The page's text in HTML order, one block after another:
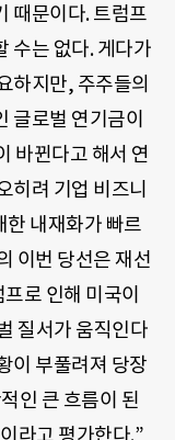
때문이다. 트럼프
수는 없다. 게다가
하지만, 주주들의
글로벌 연기금이
바뀐다고 해서 연
히려 기업 비즈니
한 내재화가 빠르
이번 당선은 재선
로 인해 미국이
질서가 움직인다
이 부풀려져 당장
인 큰 흐름이 된